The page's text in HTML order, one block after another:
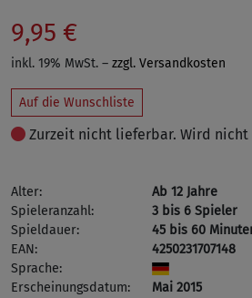
9,95 €
inkl. 19% MwSt. – zzgl. Versandkosten
Auf die Wunschliste
Zurzeit nicht lieferbar. Wird
Alter:
Ab 12 Jahre
Spieleranzahl:
3 bis 6 Spieler
Spieldauer:
45 bis 60
EAN:
4250231707148
Sprache:
Erscheinungsdatum:
Mai 2015